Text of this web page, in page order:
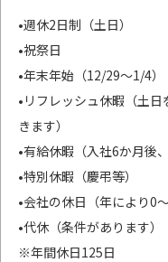
•週休2日制（土日）
•祝祭日
•年末年始（12/29～1/4）
•リフレッシュ休暇（土
きます）
•有給休暇（入社6か月後
•特別休暇（慶弔等）
•会社の休日（年により0
•代休（条件があります）
※年間休日125日